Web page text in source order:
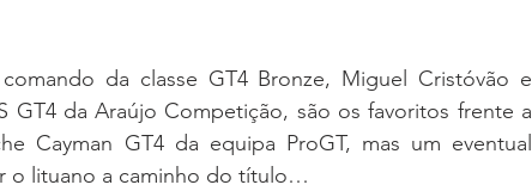
da classe GT4 Bronze, Miguel Cristóvão e
GT4 da Araújo Competição, são os favoritos frente a
Cayman GT4 da equipa ProGT, mas um eventual
o lituano a caminho do título…